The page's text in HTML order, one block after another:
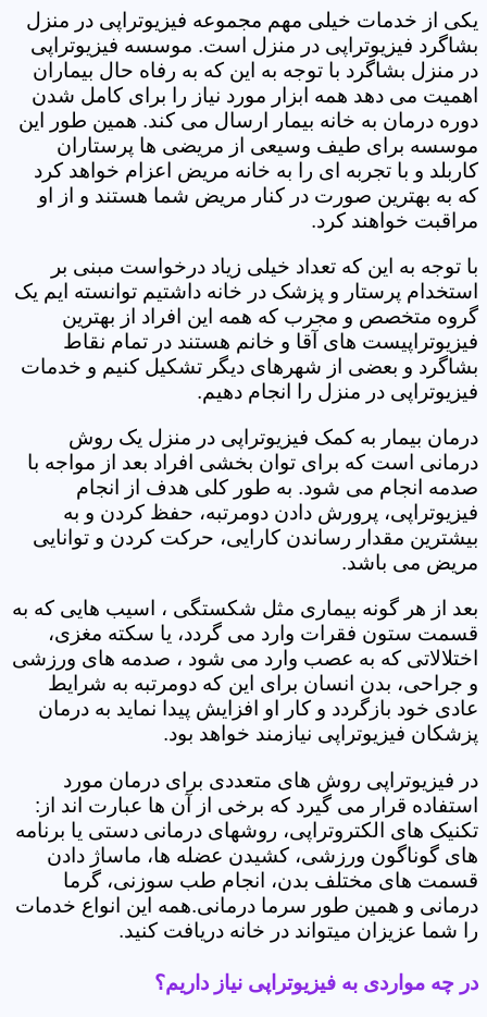
یکی از خدمات خیلی مهم مجموعه فیزیوتراپی در منزل
بشاگرد فیزیوتراپی در منزل است. موسسه فیزیوتراپی
در منزل بشاگرد با توجه به این که به رفاه حال بیماران
اهمیت می دهد همه ابزار مورد نیاز را برای کامل شدن
دوره درمان به خانه بیمار ارسال می کند. همین طور این
موسسه برای طیف وسیعی از مریضی ها پرستاران
کاربلد و با تجربه ای را به خانه مریض اعزام خواهد کرد
که به بهترین صورت در کنار مریض شما هستند و از او
مراقبت خواهند کرد.
با توجه به این که تعداد خیلی زیاد درخواست مبنی بر
استخدام پرستار و پزشک در خانه داشتیم توانسته ایم یک
گروه متخصص و مجرب که همه این افراد از بهترین
فیزیوتراپیست های آقا و خانم هستند در تمام نقاط
بشاگرد و بعضی از شهرهای دیگر تشکیل کنیم و خدمات
فیزیوتراپی در منزل را انجام دهیم.
درمان بیمار به کمک فیزیوتراپی در منزل یک روش
درمانی است که برای توان بخشی افراد بعد از مواجه با
صدمه انجام می شود. به طور کلی هدف از انجام
فیزیوتراپی، پرورش دادن دومرتبه، حفظ کردن و به
بیشترین مقدار رساندن کارایی، حرکت کردن و توانایی
مریض می باشد.
بعد از هر گونه بیماری مثل شکستگی ، اسیب هایی که به
قسمت ستون فقرات وارد می گردد، یا سکته مغزی،
اختلالاتی که به عصب وارد می شود ، صدمه های ورزشی
و جراحی، بدن انسان برای این که دومرتبه به شرایط
عادی خود بازگردد و کار او افزایش پیدا نماید به درمان
پزشکان فیزیوتراپی نیازمند خواهد بود.
در فیزیوتراپی روش های متعددی برای درمان مورد
استفاده قرار می گیرد که برخی از آن ها عبارت اند از:
تکنیک های الکتروتراپی، روشهای درمانی دستی یا برنامه
های گوناگون ورزشی، کشیدن عضله ها، ماساژ دادن
قسمت های مختلف بدن، انجام طب سوزنی، گرما
درمانی و همین طور سرما درمانی.همه این انواع خدمات
را شما عزیزان میتواند در خانه دریافت کنید.
در چه مواردی به فیزیوتراپی نیاز داریم؟